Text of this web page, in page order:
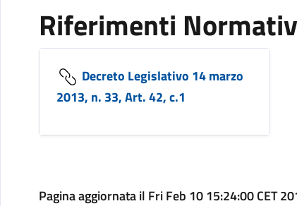
Riferimenti
Decreto Legislativo 14 marzo
2013, n. 33, Art. 42, c.1
Pagina aggiornata il Fri Feb 10 15:24:00 CET